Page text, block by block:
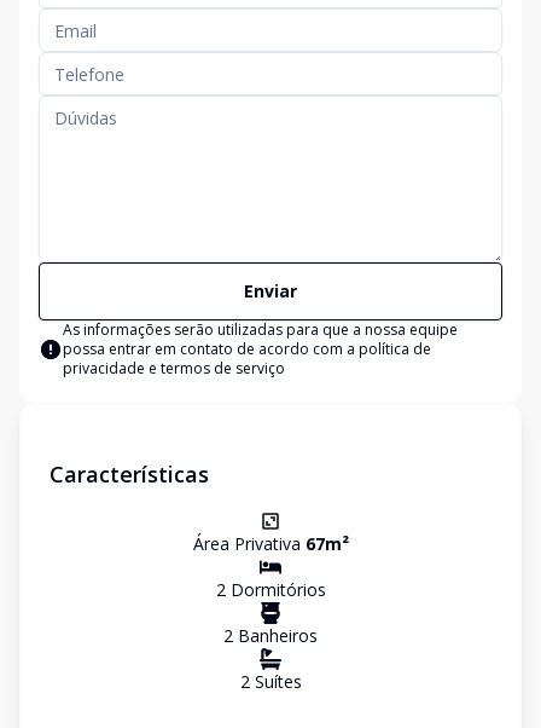
Enviar
As informações serão utilizadas para que a nossa equipe
possa entrar em contato de acordo com a política de
privacidade e termos de serviço
Características
Área Privativa 67m²
2Dormitórios
2 Banheiros
2Suítes